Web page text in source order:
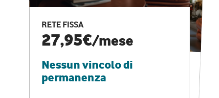
RETE FISSA
27,95€/mese
Nessun vincolo di
permanenza
CASA PRO
Internet veloce e
vantaggi speciali
RETE FISSA + VODAFONE CLUB
29,95€